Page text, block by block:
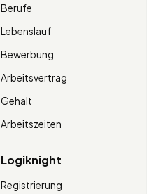
Berufe
Lebenslauf
Bewerbung
Arbeitsvertrag
Gehalt
Arbeitszeiten
Logiknight
Registrierung